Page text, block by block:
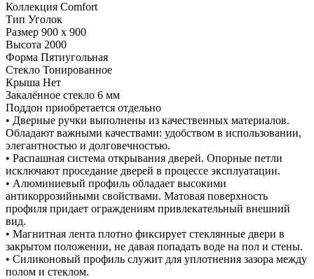
Коллекция Comfort
Тип Уголок
Размер 900 x 900
Высота 2000
Форма Пятиугольная
Стекло Тонированное
Крыша Нет
Закалённое стекло 6 мм
Поддон приобретается отдельно
• Дверные ручки выполнены из качественных материалов.
Обладают важными качествами: удобством в использовании,
элегантностью и долговечностью.
• Распашная система открывания дверей. Опорные петли
исключают проседание дверей в процессе эксплуатации.
• Алюминиевый профиль обладает высокими
антикоррозийными свойствами. Матовая поверхность
профиля придает ограждениям привлекательный внешний
вид.
• Магнитная лента плотно фиксирует стеклянные двери в
закрытом положении, не давая попадать воде на пол и стены.
• Силиконовый профиль служит для уплотнения зазора между
полом и стеклом.